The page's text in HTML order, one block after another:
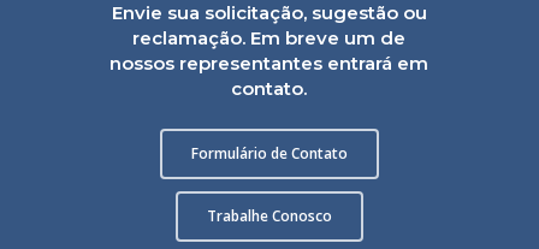
Envie sua solicitação, sugestão ou
reclamação. Em breve um de
nossos representantes entrará em
contato.
Formulário de Contato
Trabalhe Conosco